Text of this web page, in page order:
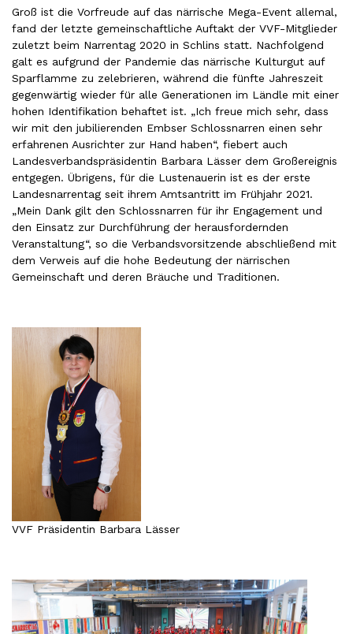
Groß ist die Vorfreude auf das närrische Mega-Event allemal,
fand der letzte gemeinschaftliche Auftakt der VVF-Mitglieder
zuletzt beim Narrentag 2020 in Schlins statt. Nachfolgend
galt es aufgrund der Pandemie das närrische Kulturgut auf
Sparflamme zu zelebrieren, während die fünfte Jahreszeit
gegenwärtig wieder für alle Generationen im Ländle mit einer
hohen Identifikation behaftet ist. „Ich freue mich sehr, dass
wir mit den jubilierenden Embser Schlossnarren einen sehr
erfahrenen Ausrichter zur Hand haben“, fiebert auch
Landesverbandspräsidentin Barbara Lässer dem Großereignis
entgegen. Übrigens, für die Lustenauerin ist es der erste
Landesnarrentag seit ihrem Amtsantritt im Frühjahr 2021.
„Mein Dank gilt den Schlossnarren für ihr Engagement und
den Einsatz zur Durchführung der herausfordernden
Veranstaltung“, so die Verbandsvorsitzende abschließend mit
dem Verweis auf die hohe Bedeutung der närrischen
Gemeinschaft und deren Bräuche und Traditionen.
VVF Präsidentin Barbara Lässer